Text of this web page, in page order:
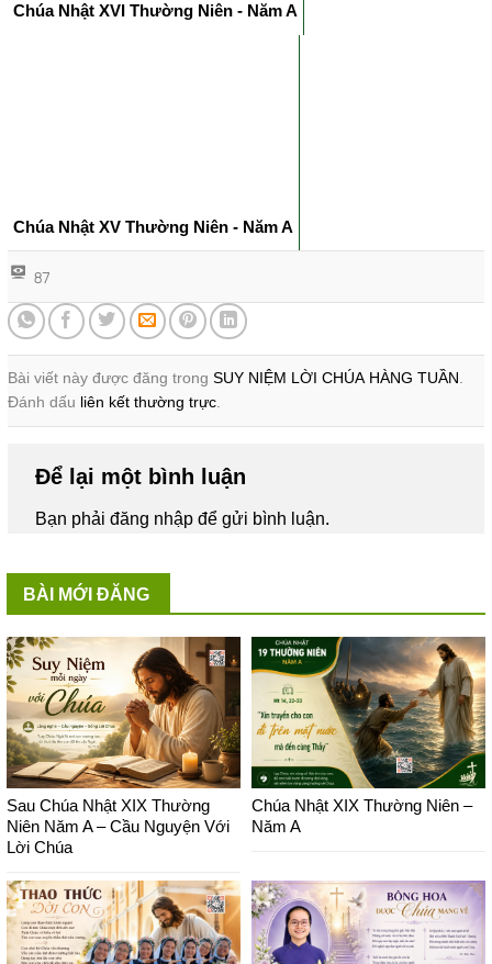
Chúa Nhật XVI Thường Niên - Năm A
Chúa Nhật XV Thường Niên - Năm A
87
Bài viết này được đăng trong SUY NIỆM LỜI CHÚA HÀNG TUẦN.
Đánh dấu liên kết thường trực.
Để lại một bình luận
Bạn phảiđăng nhậpđể gửi bình luận.
BÀI MỚI ĐĂNG
Sau Chúa Nhật XIX Thường
Niên Năm A – Cầu Nguyện Với
Lời Chúa
Chúa Nhật XIX Thường Niên –
Năm A